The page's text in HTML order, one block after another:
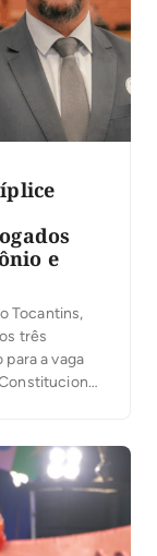
e
Tocantins,
três
a vaga
com […]